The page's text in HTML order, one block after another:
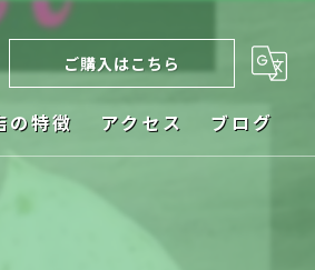
ご購入はこちら
の特徴 アクセス ブログ